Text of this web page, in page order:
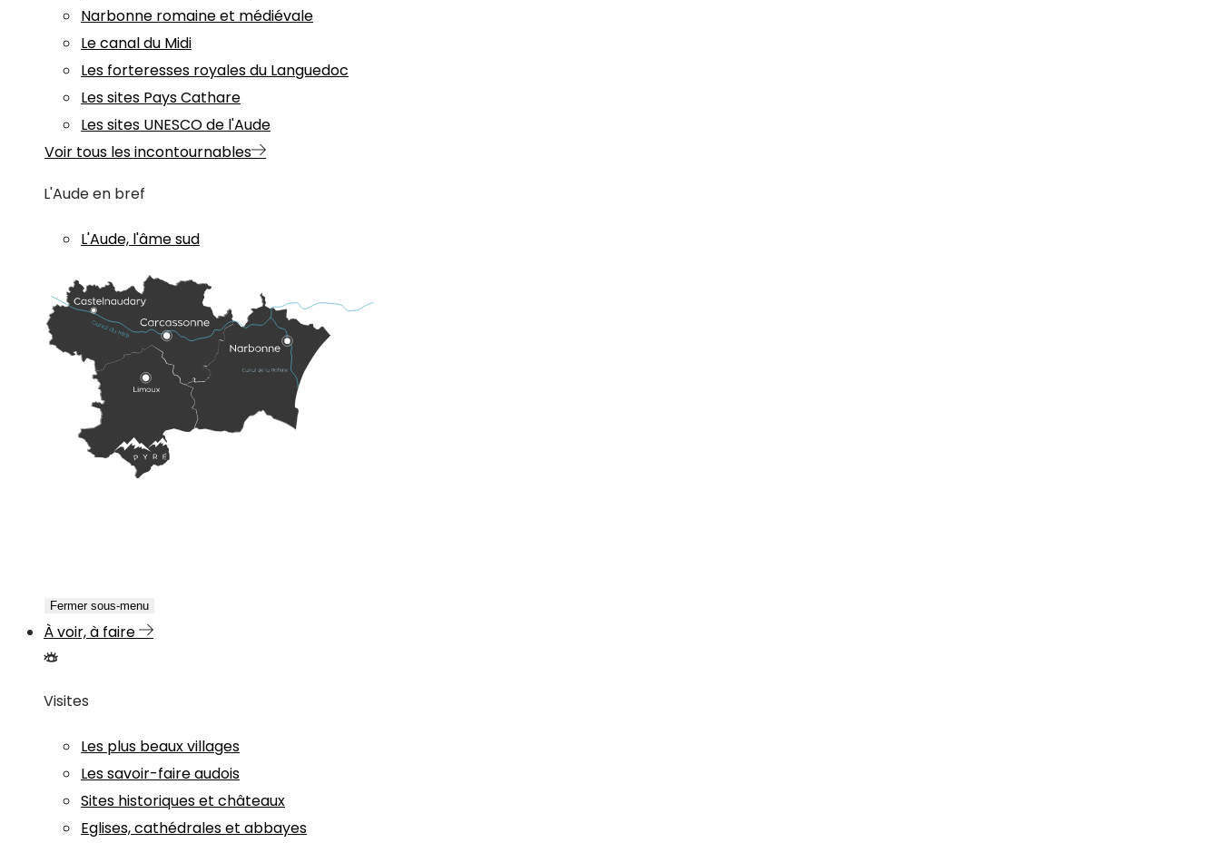
Narbonne romaine et médiévale
Le canal du Midi
Les forteresses royales du Languedoc
Les sites Pays Cathare
Les sites UNESCO de l'Aude
Voir tous les incontournables
L'Aude en bref
L'Aude, l'âme sud
Fermer sous-menu
À voir, à faire
Visites
Les plus beaux villages
Les savoir-faire audois
Sites historiques et châteaux
Eglises, cathédrales et abbayes